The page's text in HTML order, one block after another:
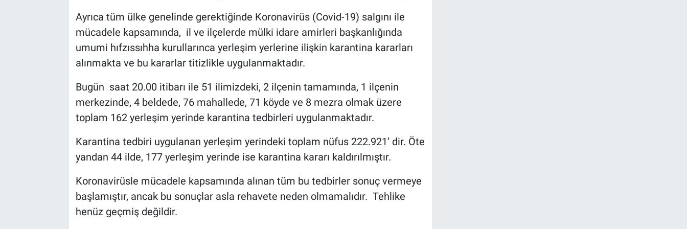
Ayrıca tüm ülke genelinde gerektiğinde Koronavirüs (Covid-19) salgını ile
mücadele kapsamında, il ve ilçelerde mülki idare amirleri başkanlığında
umumi hıfzıssıhha kurullarınca yerleşim yerlerine ilişkin karantina kararları
alınmakta ve bu kararlar titizlikle uygulanmaktadır.
Bugün saat 20.00 itibarı ile 51 ilimizdeki, 2 ilçenin tamamında, 1 ilçenin
merkezinde, 4 beldede, 76 mahallede, 71 köyde ve 8 mezra olmak üzere
toplam 162 yerleşim yerinde karantina tedbirleri uygulanmaktadır.
Karantina tedbiri uygulanan yerleşim yerindeki toplam nüfus 222.921’ dir. Öte
yandan 44 ilde, 177 yerleşim yerinde ise karantina kararı kaldırılmıştır.
Koronavirüsle mücadele kapsamında alınan tüm bu tedbirler sonuç vermeye
başlamıştır, ancak bu sonuçlar asla rehavete neden olmamalıdır. Tehlike
henüz geçmiş değildir.